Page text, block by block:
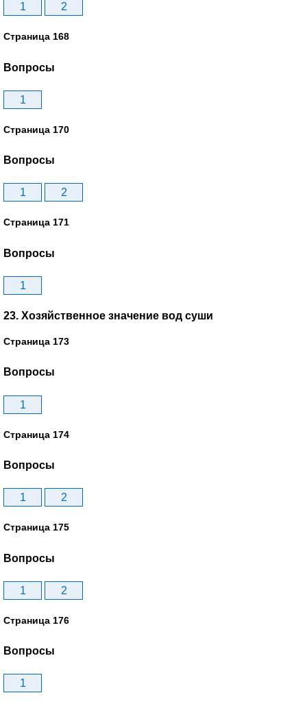
1 2
Страница 168
Вопросы
1
Страница 170
Вопросы
1 2
Страница 171
Вопросы
1
23. Хозяйственное значение вод суши
Страница 173
Вопросы
1
Страница 174
Вопросы
1 2
Страница 175
Вопросы
1 2
Страница 176
Вопросы
1